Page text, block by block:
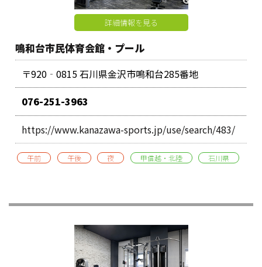
詳細情報を見る
鳴和台市民体育会館・プール
〒920‐0815 石川県金沢市鳴和台285番地
076-251-3963
https://www.kanazawa-sports.jp/use/search/483/
午前 午後 夜 甲信越・北陸 石川県